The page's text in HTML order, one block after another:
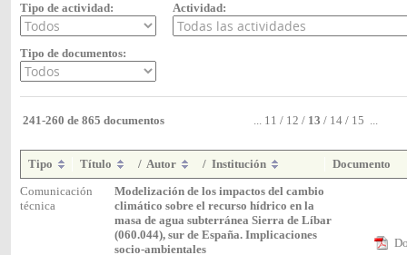
Tipo de actividad:
Actividad:
Tipo de documentos:
241-260 de 865 documentos ... 11 / 12 / 13 / 14 / 15 ...
Tipo Título / Autor / Institución
Documento
Comunicación
técnica
Modelización de los impactos del cambio
climático sobre el recurso hídrico en la
masa de agua subterránea Sierra de Líbar
(060.044), sur de España. Implicaciones
socio-ambientales